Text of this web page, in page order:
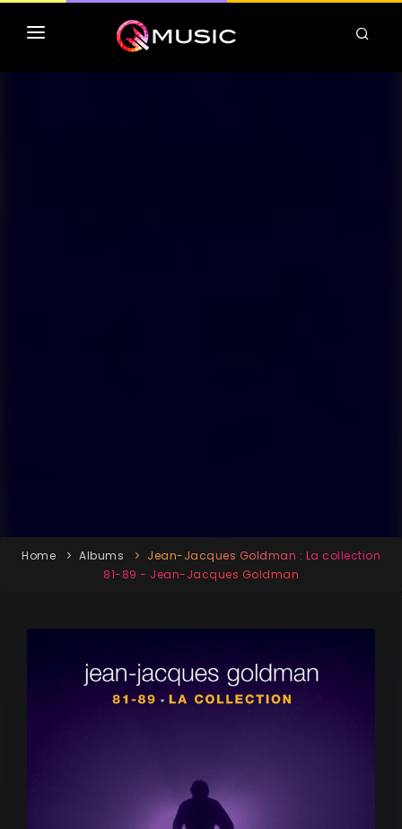
TOP MP3 ITUNES
Home Albums
Jean-Jacques Goldman : La collection
81-89 - Jean-Jacques Goldman